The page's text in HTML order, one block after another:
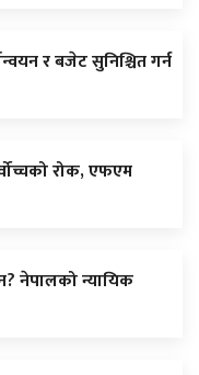
र बजेट सुनिश्चित गर्न
रोक, एफएम
नेपालको न्यायिक